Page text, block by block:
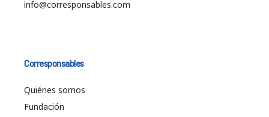
info@corresponsables.com
Corresponsables
Quiénes somos
Fundación